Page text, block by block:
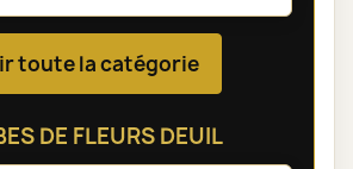
toute la catégorie
DE FLEURS DEUIL